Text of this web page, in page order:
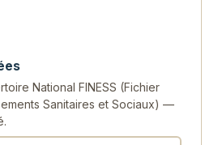
National FINESS (Fichier
Sanitaires et Sociaux) —